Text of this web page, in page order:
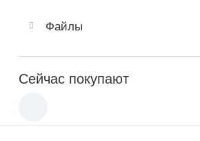
Файлы
Сейчас покупают